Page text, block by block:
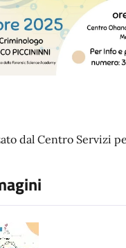
dal Centro Servizi